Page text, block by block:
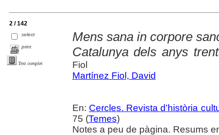
2 / 142
select
print
Text complet
Mens sana in corpore
Catalunya dels anys
Fiol
Martínez Fiol, David
En: Cercles. Revista d'història
75 (Temes)
Notes a peu de pàgina. Resums